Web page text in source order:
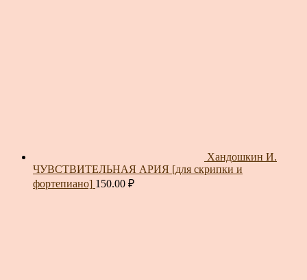
Хандошкин И.
ЧУВСТВИТЕЛЬНАЯ АРИЯ [для скрипки и
фортепиано] 150.00 ₽